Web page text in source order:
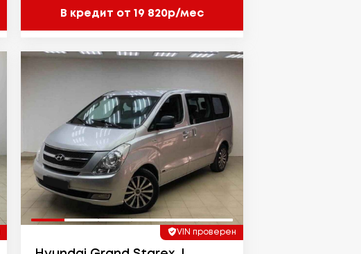
В кредит от 19 820р/мес
VIN проверен